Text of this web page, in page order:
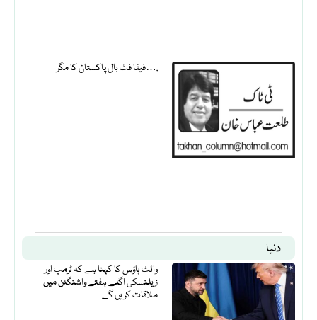
فیفا فٹ بال پاکستان کا مگر….
دنیا
وائٹ ہاؤس کا کہنا ہے کہ ٹرمپ اور
زیلنسکی اگلے ہفتے واشنگٹن میں
ملاقات کریں گے۔